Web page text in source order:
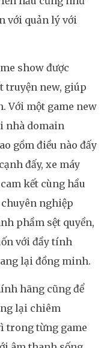
với quản lý với
show được
truyện new, giúp
Với một game new
nhà domain
gồm điều nào đấy
đấy, xe máy
kết cùng hầu
nghiệp
phầm sệt quyền,
với đầy tính
lại đồng minh.
hãng cũng để
lại chiêm
trong từng game